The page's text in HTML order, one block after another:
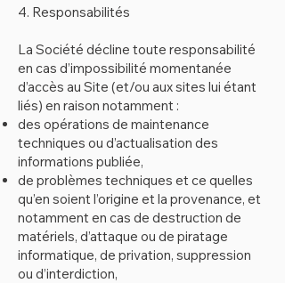
4. Responsabilités
La Société décline toute responsabilité
en cas d’impossibilité momentanée
d’accès au Site (et/ou aux sites lui étant
liés) en raison notamment :
des opérations de maintenance
techniques ou d’actualisation des
informations publiée,
de problèmes techniques et ce quelles
qu’en soient l’origine et la provenance, et
notamment en cas de destruction de
matériels, d’attaque ou de piratage
informatique, de privation, suppression
ou d’interdiction,